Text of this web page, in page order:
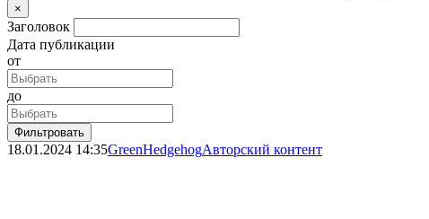
×
Заголовок
Дата публикации
от
до
Фильтровать
18.01.2024 14:35GreenHedgehogАвторский контент